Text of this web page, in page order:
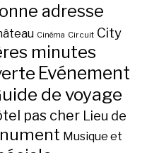
adresse
Cinéma Circuit City
minutes
Evénement
de voyage
pas cher Lieu de
Musique et